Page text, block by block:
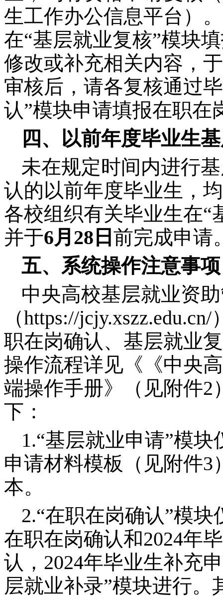
生工作办公信息平台）
在“基层就业复核”模块
修改或补充相关内容，于
审核后，请各复核通过
认”模块申请填报在职在
四、以前年度毕业生
未在规定时间内进行
认的以前年度毕业生，
各校组织有关毕业生在“
并于6月28日 前完成申请
五、系统操作注意事项
中央高校基层就业资
（https://jcjy.xszz.edu.cn/
职在岗确认、基层就业
操作流程详见《《中央
端操作手册》（见附件2
下：
1.“基层就业申请”模
申请材料模板（见附件
本。
2.“在职在岗确认”模
在职在岗确认和2024年
认，2024年毕业生补充
层就业补录”模块进行